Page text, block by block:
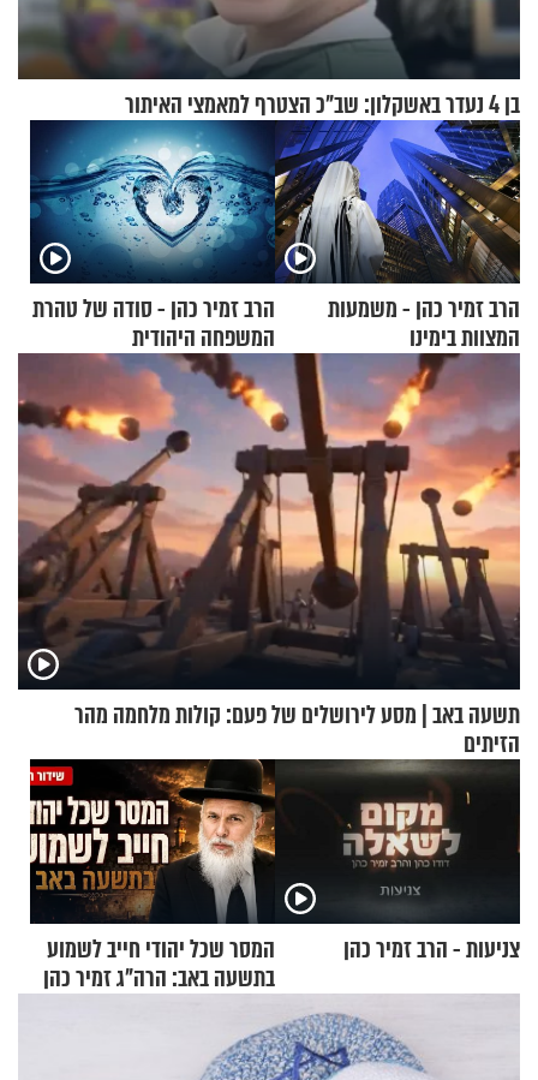
בן 4 נעדר באשקלון: שב"כ הצטרף למאמצי האיתור
הרב זמיר כהן - משמעות
המצוות בימינו
הרב זמיר כהן - סודה של טהרת
המשפחה היהודית
תשעה באב | מסע לירושלים של פעם: קולות מלחמה מהר
הזיתים
צניעות - הרב זמיר כהן
המסר שכל יהודי חייב לשמוע
בתשעה באב: הרה"ג זמיר כהן